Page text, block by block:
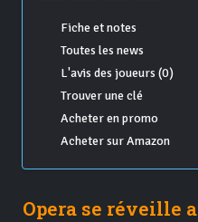
Fiche et notes
Toutes les news
L'avis des joueurs (0)
Trouver une clé
Acheter en promo
Acheter sur Amazon
Opera se réveille